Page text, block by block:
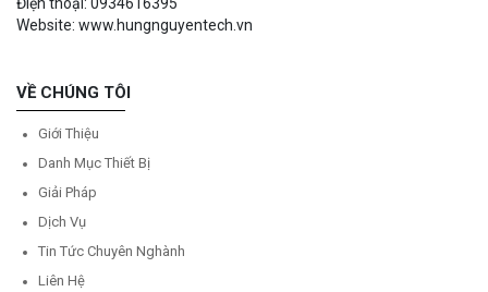
Website: www.hungnguyentech.vn
VỀ CHÚNG TÔI
Giới Thiệu
Danh Mục Thiết Bị
Giải Pháp
Dịch Vụ
Tin Tức Chuyên Nghành
Liên Hệ